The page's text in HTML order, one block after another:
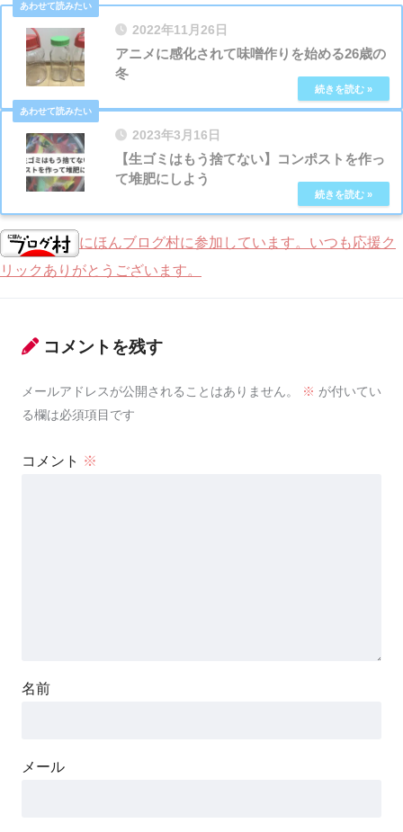
2022年11月26日
アニメに感化されて味噌作りを始める26歳の
冬
2023年3月16日
【生ゴミはもう捨てない】コンポストを作っ
て堆肥にしよう
にほんブログ村に参加しています。いつも応援ク
リックありがとうございます。
コメントを残す
メールアドレスが公開されることはありません。 ※ が付いてい
る欄は必須項目です
コメント ※
名前
メール